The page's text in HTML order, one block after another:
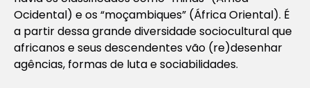
Ocidental) e os “moçambiques” (África Oriental). É
a partir dessa grande diversidade sociocultural que
africanos e seus descendentes vão (re)desenhar
agências, formas de luta e sociabilidades.